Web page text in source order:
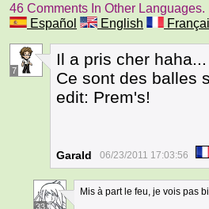
46 Comments In Other Languages.
Español
English
7
Il a pris cher haha...
Ce sont des balles
edit: Prem's!
Garald 06/23/2011 17:03:56
33
Mis à part le feu, je vois pas